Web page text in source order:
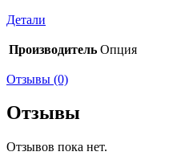
Детали
Производитель Опция
Отзывы (0)
Отзывы
Отзывов пока нет.